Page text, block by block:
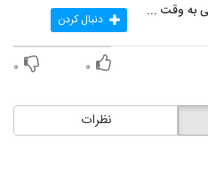
www.simadl.ir - فیلم ایرانی به وقت خماری دنبال کردن
۰ ۰
نظرات